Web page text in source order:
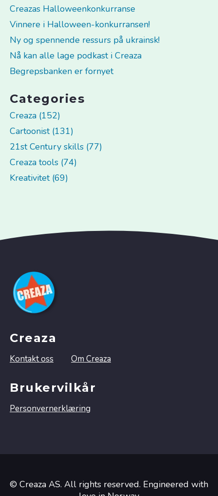
Creazas Halloweenkonkurranse
Vinnere i Halloween-konkurransen!
Ny og spennende ressurs på ukrainsk!
Nå kan alle lage podkast i Creaza
Begrepsbanken er fornyet
Categories
Creaza (152)
Cartoonist (131)
21st Century skills (77)
Creaza tools (74)
Kreativitet (69)
Creaza
Kontakt oss Om Creaza
Brukervilkår
Personvernerklæring
© Creaza AS. All rights reserved. Engineered with